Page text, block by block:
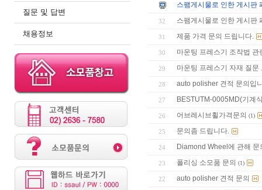
질문 및 답변
채용정보
스팸게시물로 인한 게시판
32 스팸게시물로 인한 게시판
31 제품 가격 문의 드립니다.
30 마운팅 프레스기 조작법 관
29 마운팅 프레스기 자재 질문
28 auto polisher 견적 문의입
27 BESTUTM-0005MD(기계
26 어브레시브휠가격문의 (1)
25 문의좀 드립니다.
24 Diamond Wheel에 관해 문
23 폴리싱 소모품 문의 (1)
22 auto polisher 견적 문의